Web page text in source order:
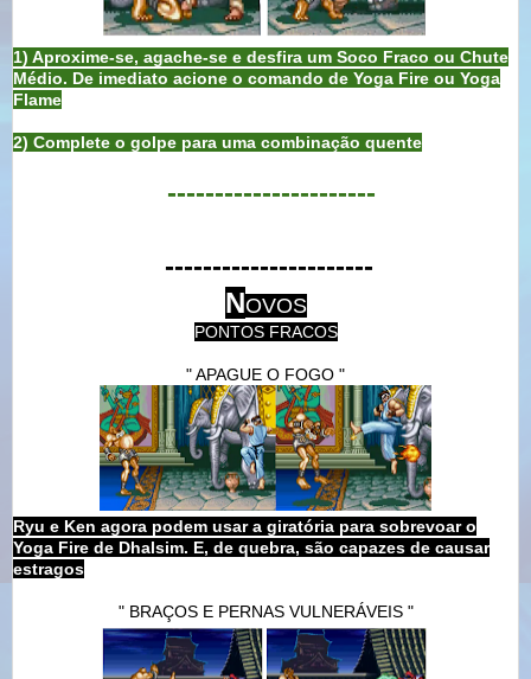
1) Aproxime-se, agache-se e desfira um Soco Fraco ou Chute
Médio. De imediato acione o comando de Yoga Fire ou Yoga
Flame
2) Complete o golpe para uma combinação quente
----------------------
----------------------
NOVOS
PONTOS FRACOS
" APAGUE O FOGO "
Ryu e Ken agora podem usar a giratória para sobrevoar o
Yoga Fire de Dhalsim. E, de quebra, são capazes de causar
estragos
" BRAÇOS E PERNAS VULNERÁVEIS "